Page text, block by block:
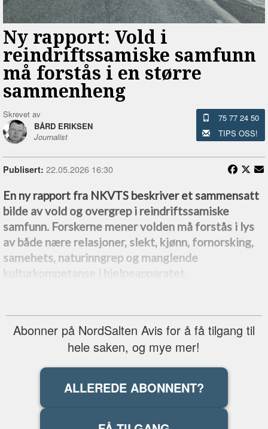
Ny rapport: Vold i
reindriftssamiske samfunn
må forstås i en større
sammenheng
Skrevet av
BÅRD ERIKSEN
Journalist
75 77 24 50
TIPS OSS!
Publisert: 22.05.2026 16:30
En ny rapport fra NKVTS beskriver et sammensatt
bilde av vold og overgrep i reindriftssamiske
samfunn. Forskerne mener volden må forstås i lys
av både nære relasjoner, slekt, kjønn, fornorsking,
samehets, naturinngrep og manglende
kulturkompetanse i hjelpeapparatet.
Abonner på NordSalten Avis for å få tilgang til
hele saken, og mye mer!
ALLEREDE ABONNENT?